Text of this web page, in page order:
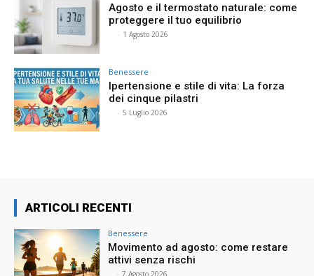
Agosto e il termostato naturale: come
proteggere il tuo equilibrio
- 1 Agosto 2026
Benessere
Ipertensione e stile di vita: La forza
dei cinque pilastri
- 5 Luglio 2026
ARTICOLI RECENTI
Benessere
Movimento ad agosto: come restare
attivi senza rischi